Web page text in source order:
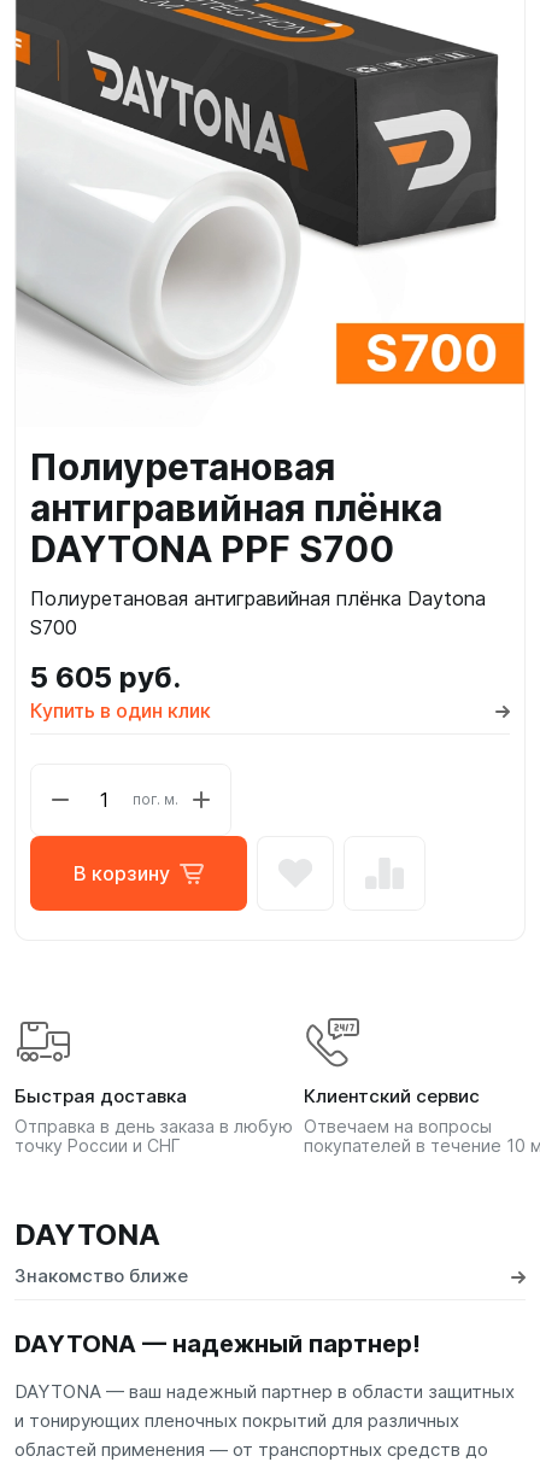
Полиуретановая
антигравийная плёнка
DAYTONA PPF S700
Полиуретановая антигравийная плёнка Daytona
S700
5 605 руб.
Купить в один клик
пог. м.
В корзину
Быстрая доставка
Отправка в день заказа в любую
точку России и СНГ
Клиентский сервис
Отвечаем на вопросы
покупателей в течение 10
DAYTONA
Знакомство ближе
DAYTONA — надежный партнер!
DAYTONA — ваш надежный партнер в области защитных
и тонирующих пленочных покрытий для различных
областей применения — от транспортных средств до